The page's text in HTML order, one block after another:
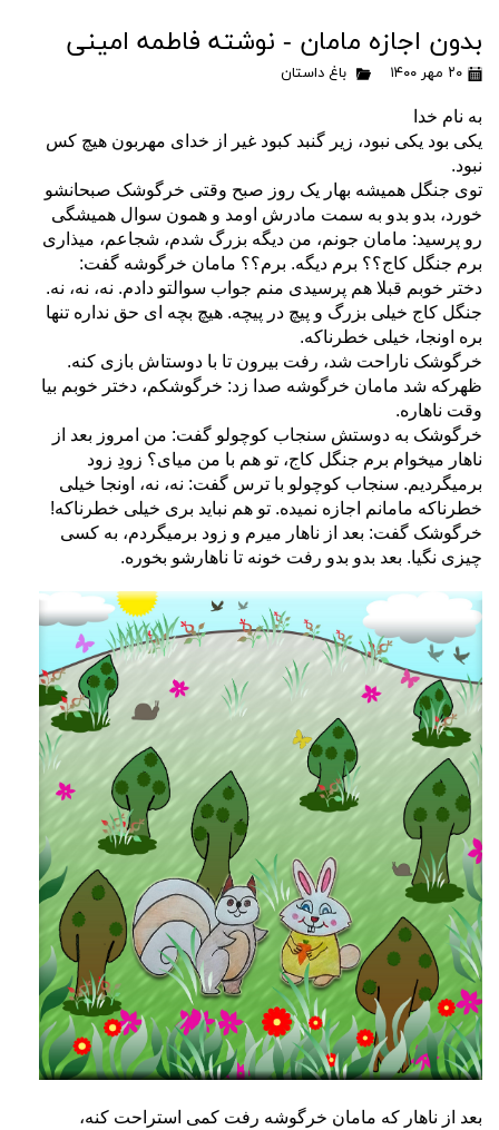
بدون اجازه مامان - نوشته فاطمه امینی
۲۰ مهر ۱۴۰۰ باغ داستان
به نام خدا
یکی بود یکی ‌نبود، زیر گنبد کبود غیر از خدای مهربون هیچ کس
نبود.
توی جنگل همیشه بهار یک روز صبح وقتی خرگوشک صبحانشو
خورد، بدو بدو به سمت مادرش اومد و همون سوال همیشگی
رو پرسید: مامان جونم، من دیگه بزرگ شدم، شجاعم، میذاری
برم جنگل کاج؟؟ برم دیگه. برم؟؟ مامان خرگوشه گفت:
دختر خوبم قبلا هم پرسیدی منم جواب سوالتو دادم. نه، نه، نه.
جنگل کاج خیلی بزرگ و پیچ در پیچه. هیچ بچه ای حق نداره تنها
بره اونجا، خیلی خطرناکه.
خرگوشک ناراحت شد، رفت بیرون تا با دوستاش بازی کنه.
ظهرکه شد مامان خرگوشه صدا زد: خرگوشکم، دختر خوبم بیا
وقت ناهاره.
خرگوشک به دوستش سنجاب کوچولو گفت: من امروز بعد از
ناهار میخوام برم جنگل کاج، تو هم با من میای؟ زودِ زود
برمیگردیم. سنجاب کوچولو با ترس گفت: نه، نه، اونجا خیلی
خطرناکه مامانم اجازه نمیده. تو هم نباید بری خیلی خطرناکه!
خرگوشک گفت: بعد از ناهار میرم و زود برمیگردم، به کسی
چیزی نگیا. بعد بدو بدو رفت خونه تا ناهارشو بخوره.
بعد از ناهار که مامان خرگوشه رفت کمی استراحت کنه،